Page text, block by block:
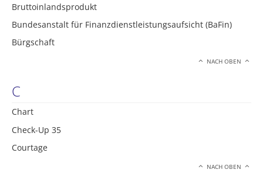
Bruttoinlandsprodukt
Bundesanstalt für Finanzdienstleistungsaufsicht (BaFin)
Bürgschaft
NACH OBEN
C
Chart
Check-Up 35
Courtage
NACH OBEN